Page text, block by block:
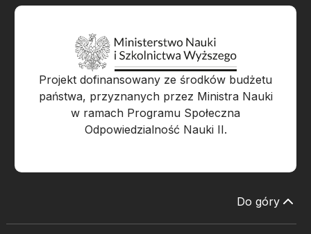
Projekt dofinansowany ze środków budżetu
państwa, przyznanych przez Ministra Nauki
w ramach Programu Społeczna
Odpowiedzialność Nauki II.
Do góry